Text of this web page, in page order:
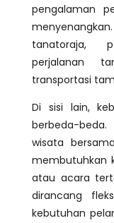
pengalaman
tanatoraja,
perjalanan
transportasi
Di sisi lain,
berbeda-beda.
wisata
membutuhkan
atau acara
dirancang
kebutuhan